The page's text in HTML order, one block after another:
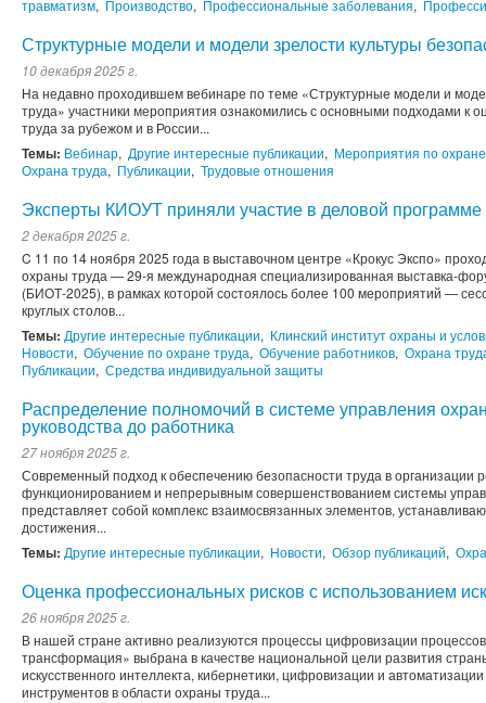
травматизм, Производство, Профессиональные заболевания,
Структурные модели и модели зрелости культуры
10 декабря 2025 г.
На недавно проходившем вебинаре по теме «Структурные модели и
труда» участники мероприятия ознакомились с основными подходами к
труда за рубежом и в России...
Темы: Вебинар, Другие интересные публикации, Мероприятия по
Охрана труда, Публикации, Трудовые отношения
Эксперты КИОУТ приняли участие в деловой
2 декабря 2025 г.
C 11 по 14 ноября 2025 года в выставочном центре «Крокус Экспо»
охраны труда — 29-я международная специализированная выставка-
(БИОТ-2025), в рамках которой состоялось более 100 мероприятий —
круглых столов...
Темы: Другие интересные публикации, Клинский институт охраны и
Новости, Обучение по охране труда, Обучение работников, Охрана
Публикации, Средства индивидуальной защиты
Распределение полномочий в системе управления
руководства до работника
27 ноября 2025 г.
Современный подход к обеспечению безопасности труда в организации
функционированием и непрерывным совершенствованием системы
представляет собой комплекс взаимосвязанных элементов,
достижения...
Темы: Другие интересные публикации, Новости, Обзор публикаций,
Оценка профессиональных рисков с использованием
26 ноября 2025 г.
В нашей стране активно реализуются процессы цифровизации
трансформация» выбрана в качестве национальной цели развития
искусственного интеллекта, кибернетики, цифровизации и
инструментов в области охраны труда...